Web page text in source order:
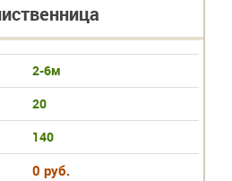
2-6м
20
140
0 руб.